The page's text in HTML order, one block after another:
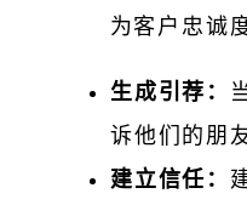
为客户忠诚
生成引荐：
诉他们的朋
建立信任：